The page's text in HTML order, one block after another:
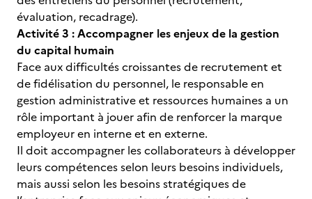
évaluation, recadrage).
Activité 3 : Accompagner les enjeux de la gestion
du capital humain
Face aux difficultés croissantes de recrutement et
de fidélisation du personnel, le responsable en
gestion administrative et ressources humaines a un
rôle important à jouer afin de renforcer la marque
employeur en interne et en externe.
Il doit accompagner les collaborateurs à développer
leurs compétences selon leurs besoins individuels,
mais aussi selon les besoins stratégiques de